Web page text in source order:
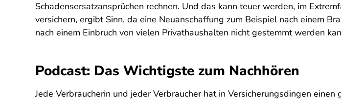
Schadensersatzansprüchen rechnen. Und das kann teuer werden, im
versichern, ergibt Sinn, da eine Neuanschaffung zum Beispiel nach einem
nach einem Einbruch von vielen Privathaushalten nicht gestemmt werden
Podcast: Das Wichtigste zum Nachhören
Jede Verbraucherin und jeder Verbraucher hat in Versicherungsdingen